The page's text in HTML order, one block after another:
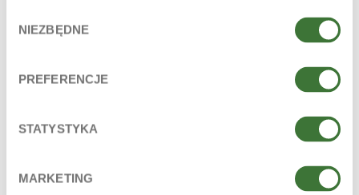
zgody
NIEZBĘDNE
PREFERENCJE
STATYSTYKA
MARKETING
La lista de ingredientes está conforme al estado actual de
fabricación de 2022.07.
INGREDIENTES PRINCIPALES
alantoína, complejo de calcio, provitamina B5 (d-panthenol),